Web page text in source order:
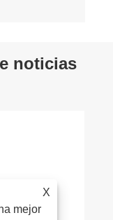
noticias
X
mejor